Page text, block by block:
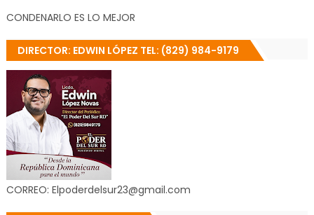
CONDENARLO ES LO MEJOR
DIRECTOR: EDWIN LÓPEZ TEL: (829) 984-9179
CORREO: Elpoderdelsur23@gmail.com